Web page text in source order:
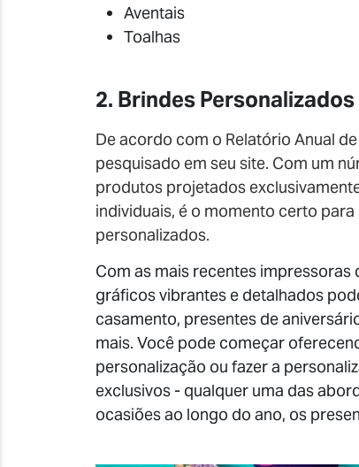
Aventais
Toalhas
2. Brindes Personalizados
De acordo com o Relatório Anual
pesquisado em seu site. Com um
produtos projetados
individuais, é o momento certo
personalizados.
Com as mais recentes
gráficos vibrantes e detalhados
casamento, presentes de
mais. Você pode começar
personalização ou fazer a
exclusivos - qualquer uma das
ocasiões ao longo do ano, os